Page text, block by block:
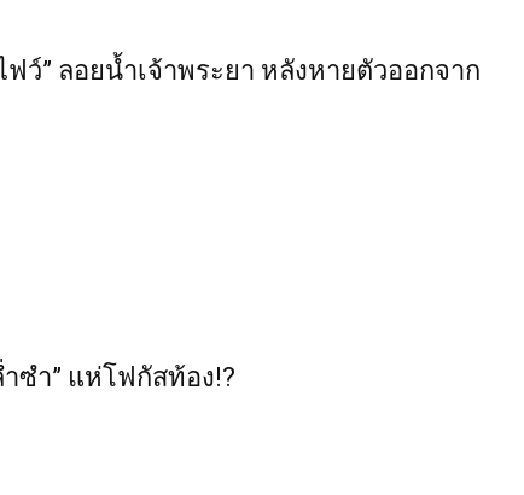
ฟว์” ลอยน้ำเจ้าพระยา หลังหายตัวออกจาก
ำซำ” แห่โฟกัสท้อง!?